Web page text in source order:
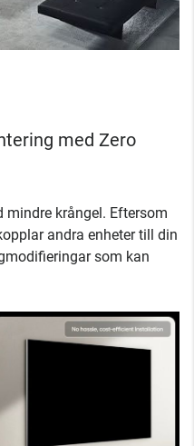
med Zero
mindre krångel. Eftersom
andra enheter till din
som kan